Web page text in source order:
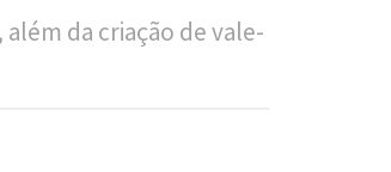
da criação de vale-